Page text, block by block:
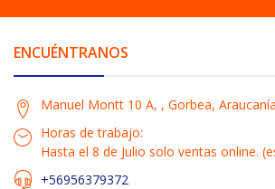
ENCUÉNTRANOS
Manuel Montt 10 A, , Gorbea,
Horas de trabajo:
Hasta el 8 de Julio solo ventas online.
+56956379372